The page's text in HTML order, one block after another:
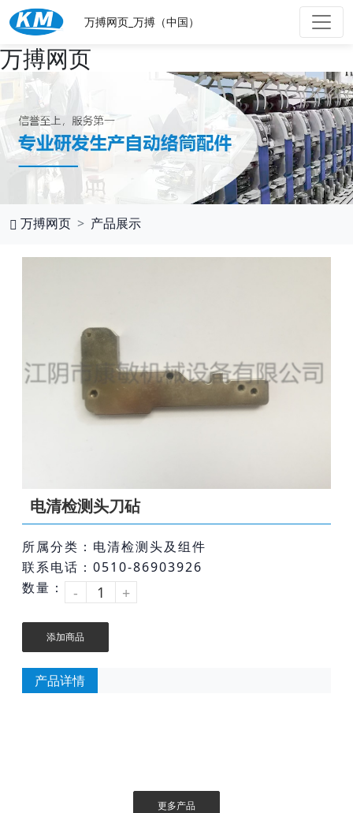
万搏网页
万搏网页_万搏（中国）
万搏网页 产品展示
电清检测头刀砧
所属分类：电清检测头及组件
联系电话：0510-86903926
数量：
- +
添加商品
产品详情
更多产品